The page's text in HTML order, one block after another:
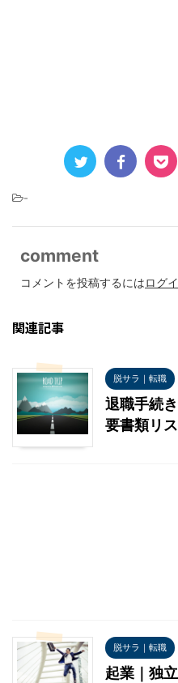
-
comment
コメントを投稿するにはログ
関連記事
脱サラ｜転職
退職手続
要書類リス
脱サラ｜転職
起業｜独